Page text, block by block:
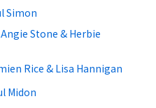
Simon
Stone & Herbie
Rice & Lisa Hannigan
Midon